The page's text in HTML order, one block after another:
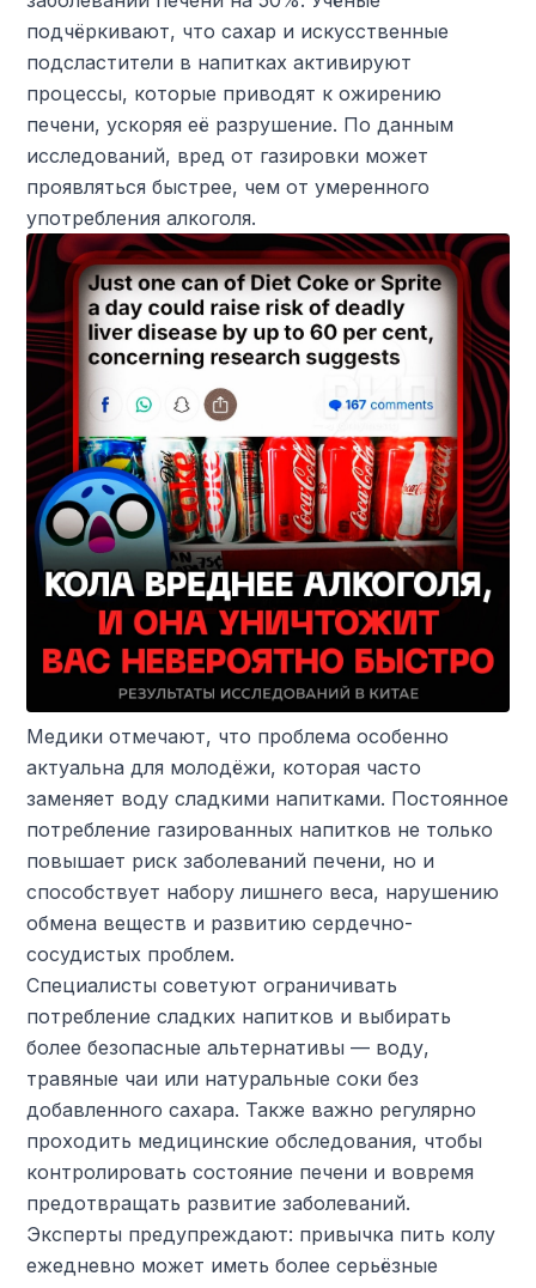
подчёркивают, что сахар и искусственные
подсластители в напитках активируют
процессы, которые приводят к ожирению
печени, ускоряя её разрушение. По данным
исследований, вред от газировки может
проявляться быстрее, чем от умеренного
употребления алкоголя.
Медики отмечают, что проблема особенно
актуальна для молодёжи, которая часто
заменяет воду сладкими напитками. Постоянное
потребление газированных напитков не только
повышает риск заболеваний печени, но и
способствует набору лишнего веса, нарушению
обмена веществ и развитию сердечно-
сосудистых проблем.
Специалисты советуют ограничивать
потребление сладких напитков и выбирать
более безопасные альтернативы — воду,
травяные чаи или натуральные соки без
добавленного сахара. Также важно регулярно
проходить медицинские обследования, чтобы
контролировать состояние печени и вовремя
предотвращать развитие заболеваний.
Эксперты предупреждают: привычка пить колу
ежедневно может иметь более серьёзные